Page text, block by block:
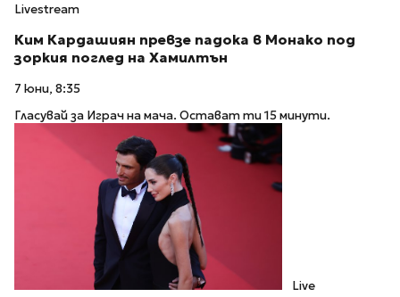
Livestream
Ким Кардашиян превзе падока в Монако под
зоркия поглед на Хамилтън
7 юни, 8:35
Гласувай за Играч на мача. Остават ти 15 минути.
Live